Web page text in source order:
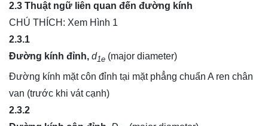
2.3 Thuật ngữ liên quan đến đường kính
CHÚ THÍCH: Xem Hình 1
2.3.1
Đường kính đỉnh, d1e (major diameter)
Đường kính mặt côn đỉnh tại mặt phẳng chuẩn A ren chân
van (trước khi vát cạnh)
2.3.2